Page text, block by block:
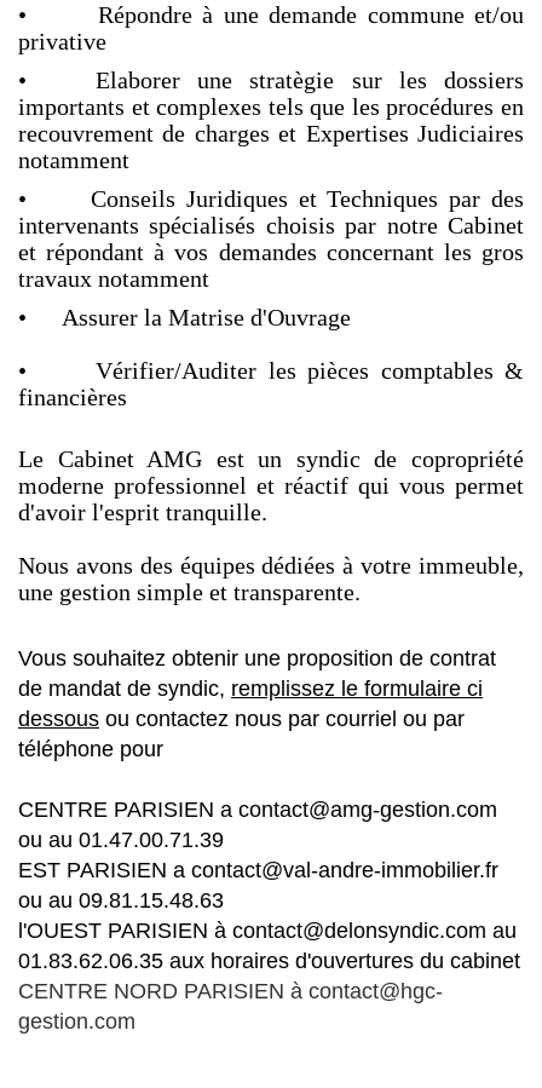
• Répondre à une demande commune et/ou
privative
• Elaborer une stratègie sur les dossiers
importants et complexes tels que les procédures en
recouvrement de charges et Expertises Judiciaires
notamment
• Conseils Juridiques et Techniques par des
intervenants spécialisés choisis par notre Cabinet
et répondant à vos demandes concernant les gros
travaux notamment
• Assurer la Matrise d'Ouvrage
• Vérifier/Auditer les pièces comptables &
financières
Le Cabinet AMG est un syndic de copropriété
moderne professionnel et réactif qui vous permet
d'avoir l'esprit tranquille.
Nous avons des équipes dédiées à votre immeuble,
une gestion simple et transparente.
Vous souhaitez obtenir une proposition de contrat
de mandat de syndic, remplissez le formulaire ci
dessous ou contactez nous par courriel ou par
téléphone pour
CENTRE PARISIEN a contact@amg-gestion.com
ou au 01.47.00.71.39
EST PARISIEN a contact@val-andre-immobilier.fr
ou au 09.81.15.48.63
l'OUEST PARISIEN à contact@delonsyndic.com au
01.83.62.06.35 aux horaires d'ouvertures du cabinet
CENTRE NORD PARISIEN à contact@hgc-
gestion.com